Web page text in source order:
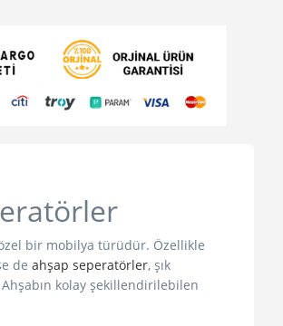
bir mobilya türüdür. Özellikle
de ahşap seperatörler, şık
kolay şekillendirilebilen